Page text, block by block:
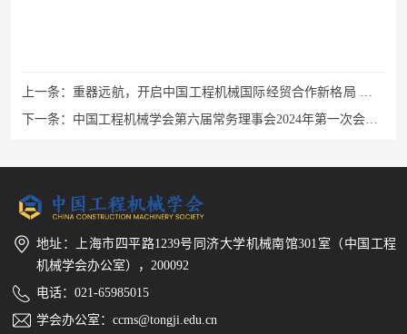
上一条： 重器远航，开启中国工程机械国际经贸合作新格局 ——
2024长沙国际工程机械展览会东南亚分展开幕
下一条： 中国工程机械学会第六届常务理事会2024年第一次会议
地址：上海市四平路1239号同济大学机械南馆301室（中国工程
机械学会办公室），200092
电话：021-65985015
学会办公室：ccms@tongji.edu.cn